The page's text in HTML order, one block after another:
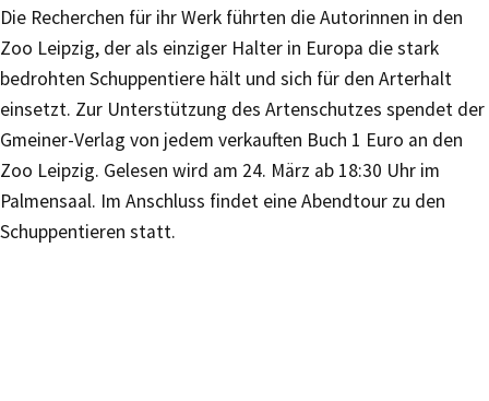
Die Recherchen für ihr Werk führten die Autorinnen in den
Zoo Leipzig, der als einziger Halter in Europa die stark
bedrohten Schuppentiere hält und sich für den Arterhalt
einsetzt. Zur Unterstützung des Artenschutzes spendet der
Gmeiner-Verlag von jedem verkauften Buch 1 Euro an den
Zoo Leipzig. Gelesen wird am 24. März ab 18:30 Uhr im
Palmensaal. Im Anschluss findet eine Abendtour zu den
Schuppentieren statt.